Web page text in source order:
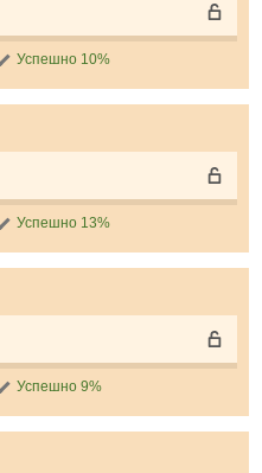
Успешно 10%
Успешно 13%
Успешно 9%